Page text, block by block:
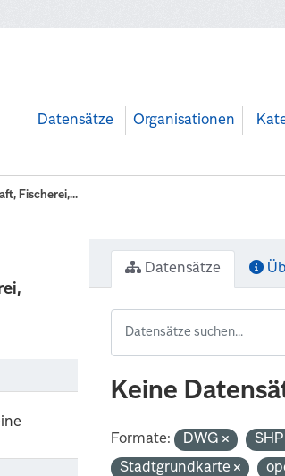
Datensätze Organisationen
Fischerei,...
Datensätze
Keine
Formate: DWG
Stadtgrundkarte